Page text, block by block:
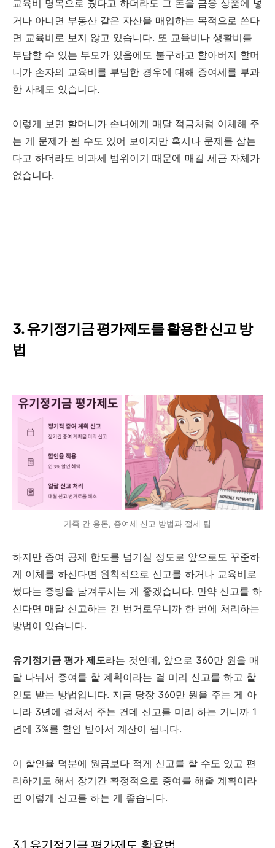
교육비 명목으로 줬다고 하더라도 그 돈을 금융 상품에 넣
거나 아니면 부동산 같은 자산을 매입하는 목적으로 쓴다
면 교육비로 보지 않고 있습니다. 또 교육비나 생활비를
부담할 수 있는 부모가 있음에도 불구하고 할아버지 할머
니가 손자의 교육비를 부담한 경우에 대해 증여세를 부과
한 사례도 있습니다.
이렇게 보면 할머니가 손녀에게 매달 적금처럼 이체해 주
는 게 문제가 될 수도 있어 보이지만 혹시나 문제를 삼는
다고 하더라도 비과세 범위이기 때문에 매길 세금 자체가
없습니다.
3. 유기정기금 평가제도를 활용한 신고 방
법
가족 간 용돈, 증여세 신고 방법과 절세 팁
하지만 증여 공제 한도를 넘기실 정도로 앞으로도 꾸준하
게 이체를 하신다면 원칙적으로 신고를 하거나 교육비로
썼다는 증빙을 남겨두시는 게 좋겠습니다. 만약 신고를 하
신다면 매달 신고하는 건 번거로우니까 한 번에 처리하는
방법이 있습니다.
유기정기금 평가 제도라는 것인데, 앞으로 360만 원을 매
달 나눠서 증여를 할 계획이라는 걸 미리 신고를 하고 할
인도 받는 방법입니다. 지금 당장 360만 원을 주는 게 아
니라 3년에 걸쳐서 주는 건데 신고를 미리 하는 거니까 1
년에 3%를 할인 받아서 계산이 됩니다.
이 할인율 덕분에 원금보다 적게 신고를 할 수도 있고 편
리하기도 해서 장기간 확정적으로 증여를 해줄 계획이라
면 이렇게 신고를 하는 게 좋습니다.
3.1 유기정기금 평가제도 활용법